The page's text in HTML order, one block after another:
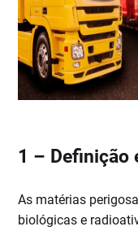
1 – Definição
As matérias
biológicas e